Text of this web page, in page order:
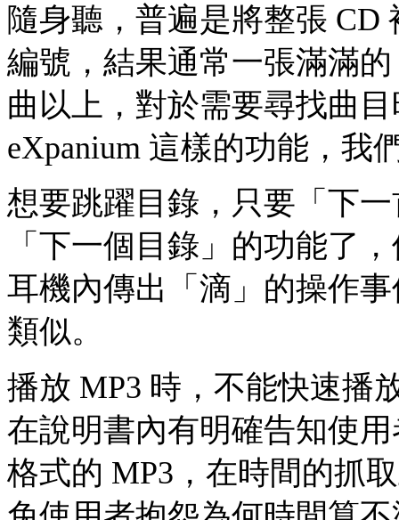
隨身聽，普遍是將整張 CD
編號，結果通常一張滿滿
曲以上，對於需要尋找曲
eXpanium 這樣的功能，我
想要跳躍目錄，只要「下
「下一個目錄」的功能了
耳機內傳出「滴」的操作
類似。
播放 MP3 時，不能快速播
在說明書內有明確告知使
格式的 MP3，在時間的抓